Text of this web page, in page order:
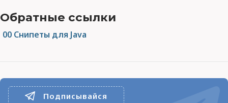
Обратные ссылки
00 Снипеты для Java
Подписывайся